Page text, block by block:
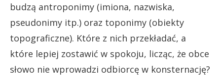
budzą antroponimy (imiona, nazwiska,
pseudonimy itp.) oraz toponimy (obiekty
topograficzne). Które z nich przekładać, a
które lepiej zostawić w spokoju, licząc, że obce
słowo nie wprowadzi odbiorcę w konsternację?